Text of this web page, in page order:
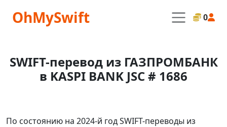
OhMySwift 0
SWIFT-перевод из ГАЗПРОМБАНК
в KASPI BANK JSC # 1686
По состоянию на 2024-й год SWIFT-переводы из